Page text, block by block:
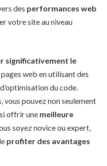
des performances web
votre site au niveau
significativement le
web en utilisant des
optimisation du code.
vous pouvez non seulement
offrir une meilleure
soyez novice ou expert,
profiter des avantages